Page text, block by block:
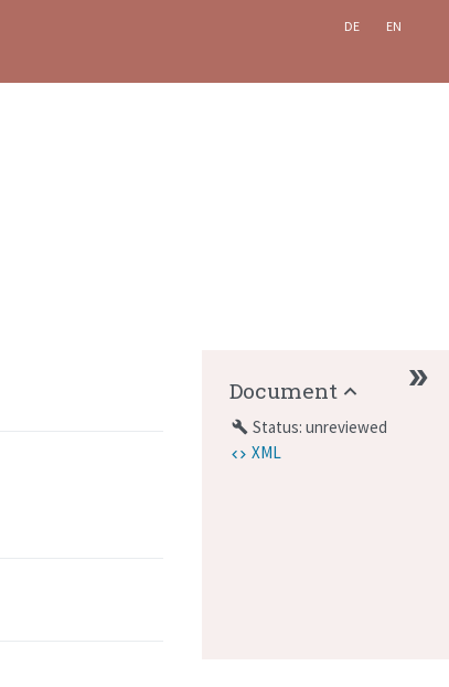
DE EN
Document
build Status: unreviewed
XML